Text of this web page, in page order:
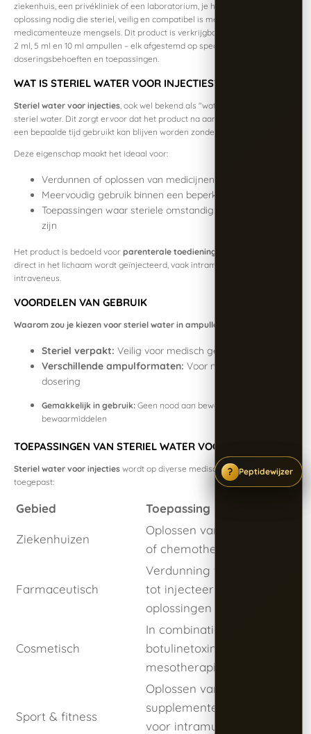
ziekenhuis, een privékliniek of een laboratorium, je hebt een betrouwbare
oplossing nodig die steriel, veilig en compatibel is met diverse
medicamenteuze mengsels. Dit product is verkrijgbaar in drie varianten:
2 ml, 5 ml en 10 ml ampullen – elk afgestemd op specifieke
doseringsbehoeften en toepassingen.
WAT IS STERIEL WATER VOOR INJECTIES?
Steriel water voor injecties, ook wel bekend als "water for injection" is
steriel water. Dit zorgt ervoor dat het product na aanprikken gedurende
een bepaalde tijd gebruikt kan blijven worden zonder besmetting.
Deze eigenschap maakt het ideaal voor:
Verdunnen of oplossen van medicijnen
Meervoudig gebruik binnen een beperkte tijdsduur
Toepassingen waar steriele omstandigheden essentieel
zijn
Het product is bedoeld voor parenterale toediening
direct in het lichaam wordt geïnjecteerd, vaak intramusculair of
intraveneus.
VOORDELEN VAN GEBRUIK
Waarom zou je kiezen voor steriel water in ampullen?
Steriel verpakt: Veilig voor medisch gebruik
Verschillende ampulformaten: Voor nauwkeurige
dosering
Gemakkelijk in gebruik: Geen nood aan bewaarflesjes of extra
bewaarmiddelen
TOEPASSINGEN VAN STERIEL WATER VOOR INJECTIES
Steriel water voor injecties wordt op diverse medische vlakken
toegepast:
Gebied Toepassing
Ziekenhuizen
Oplossen van antibiotica
of chemotherapie
Farmaceutisch
Verdunning van poeders
tot injecteerbare
oplossingen
Cosmetisch
In combinatie met
botulinetoxine of
mesotherapie
Sport & fitness
Oplossen van
supplementen of peptiden
voor intramusculair
? Peptidewijzer
? Peptidewijzer
? Peptidewijzer